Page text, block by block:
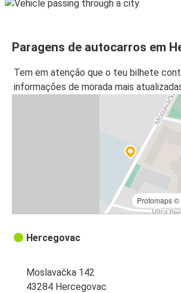
Paragens de autocarros em
Tem em atenção que o teu bilhete
informações de morada mais
Protomaps©
Hercegovac
Moslavačka 142
43284 Hercegovac